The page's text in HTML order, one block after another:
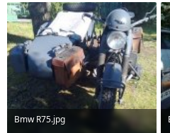
j
a
Bmw R75.jpg